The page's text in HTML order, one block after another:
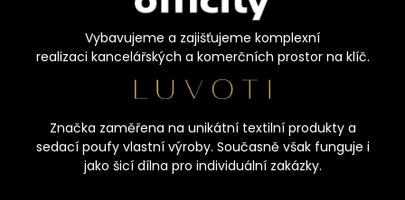
Vybavujeme a zajišťujeme komplexní
realizaci kancelářských a komerčních prostor na klíč.
Značka zaměřena na unikátní textilní produkty a
sedací poufy vlastní výroby. Současně však funguje i
jako šicí dílna pro individuální zakázky.